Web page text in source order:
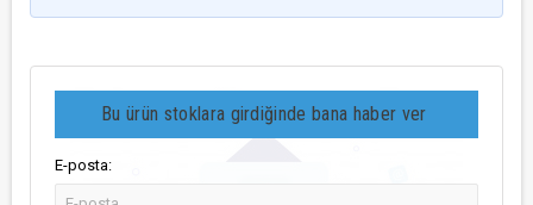
Bu ürün stoklara girdiğinde bana haber ver
E-posta: